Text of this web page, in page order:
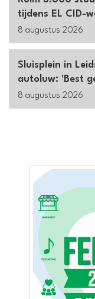
tijdens EL CID-
8 augustus 2026
Sluisplein in
autoluw: 'Best
8 augustus 2026